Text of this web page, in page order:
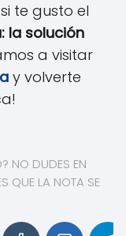
te gusto el
la solución
a visitar
y volverte
NO DUDES EN
QUE LA NOTA SE